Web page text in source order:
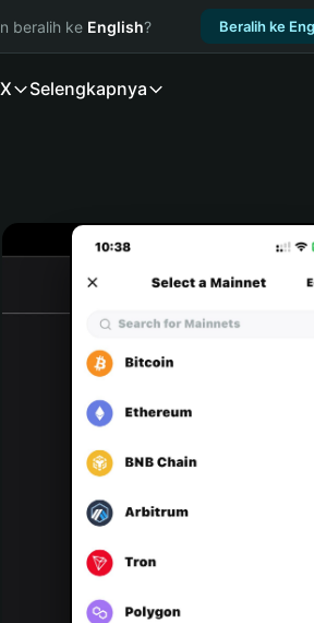
beralih ke English? Beralih ke
Selengkapnya